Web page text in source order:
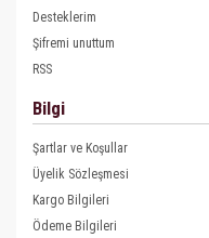
Desteklerim
Şifremi unuttum
RSS
Bilgi
Şartlar ve Koşullar
Üyelik Sözleşmesi
Kargo Bilgileri
Ödeme Bilgileri